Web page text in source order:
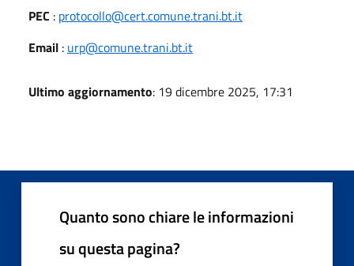
PEC : protocollo@cert.comune.trani.bt.it
Email : urp@comune.trani.bt.it
Ultimo aggiornamento: 19 dicembre 2025, 17:31
Quanto sono chiare le informazioni
su questa pagina?